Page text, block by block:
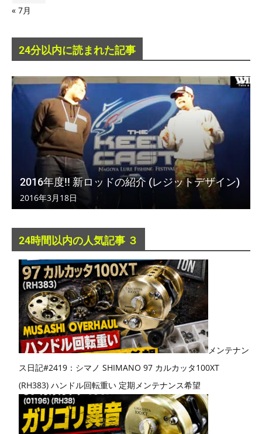
« 7月
24分以内に読まれた記事
2016年度!! 新ロッドの紹介 (レジットデザイン)
2016年3月18日
24時間以内の人気記事 ３
メンテナン
ス日記#2419：シマノ SHIMANO 97 カルカッタ100XT
(RH383) ハンドル回転重い 定期メンテナンス希望